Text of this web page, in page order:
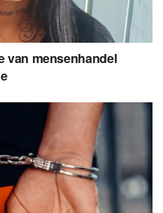
van mensenhandel